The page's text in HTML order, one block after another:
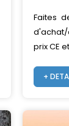
Faites
d'achat/
prix CE
+